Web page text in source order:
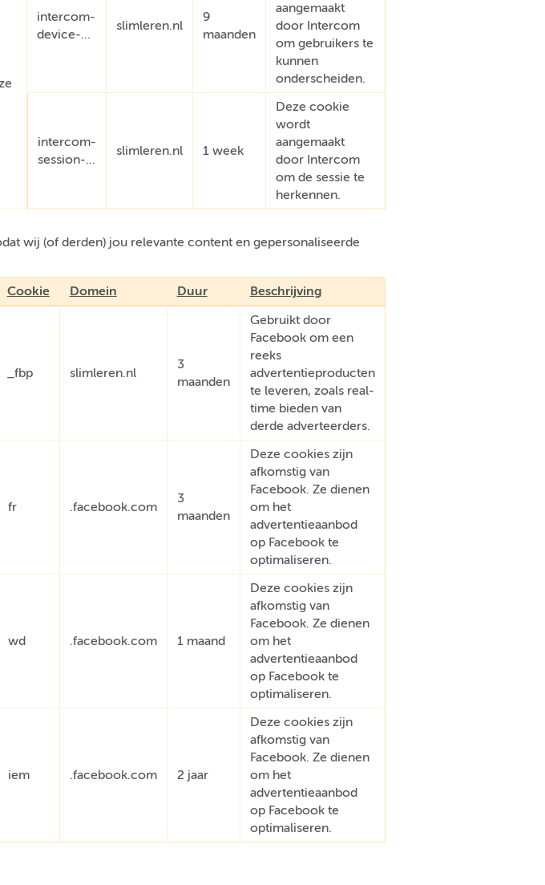
intercom-
device-...
slimleren.nl
9
maanden
aangemaakt
door Intercom
om gebruikers te
kunnen
onderscheiden.
intercom-
session-...
slimleren.nl 1 week
Deze cookie
wordt
aangemaakt
door Intercom
om de sessie te
herkennen.
wij (of derden) jou relevante content en gepersonaliseerde
Cookie Domein Duur Beschrijving
_fbp slimleren.nl
3
maanden
Gebruikt door
Facebook om een
reeks
advertentieproducten
te leveren, zoals real-
time bieden van
derde adverteerders.
fr .facebook.com
3
maanden
Deze cookies zijn
afkomstig van
Facebook. Ze dienen
om het
advertentieaanbod
op Facebook te
optimaliseren.
wd .facebook.com 1 maand
Deze cookies zijn
afkomstig van
Facebook. Ze dienen
om het
advertentieaanbod
op Facebook te
optimaliseren.
iem .facebook.com 2 jaar
Deze cookies zijn
afkomstig van
Facebook. Ze dienen
om het
advertentieaanbod
op Facebook te
optimaliseren.